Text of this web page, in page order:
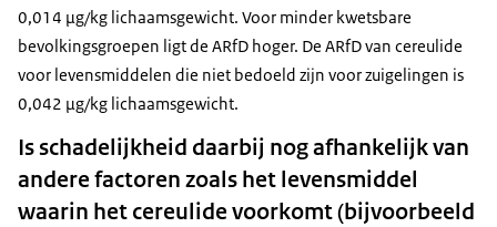
0,014 µg/kg lichaamsgewicht. Voor minder kwetsbare
bevolkingsgroepen ligt de ARfD hoger. De ARfD van cereulide
voor levensmiddelen die niet bedoeld zijn voor zuigelingen is
0,042 µg/kg lichaamsgewicht.
Is schadelijkheid daarbij nog afhankelijk van
andere factoren zoals het levensmiddel
waarin het cereulide voorkomt (bijvoorbeeld